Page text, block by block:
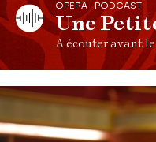
OPERA | PODCAST
Une
A écouter avant